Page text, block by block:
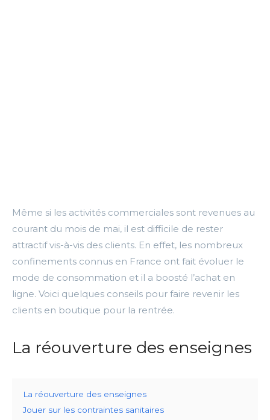
Même si les activités commerciales sont revenues au
courant du mois de mai, il est difficile de rester
attractif vis-à-vis des clients. En effet, les nombreux
confinements connus en France ont fait évoluer le
mode de consommation et il a boosté l’achat en
ligne. Voici quelques conseils pour faire revenir les
clients en boutique pour la rentrée.
La réouverture des enseignes
La réouverture des enseignes
Jouer sur les contraintes sanitaires